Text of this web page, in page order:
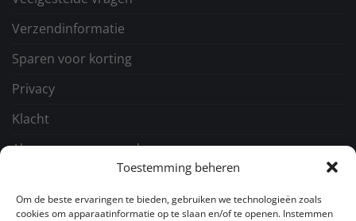
Toestemming beheren
Om de beste ervaringen te bieden, gebruiken we technologieën zoals
cookies om apparaatinformatie op te slaan en/of te openen. Instemmen
Verzendinformatie
Sparen voor korting
Privacy
Klacht
Algemene voorwaarden
GA NAAR